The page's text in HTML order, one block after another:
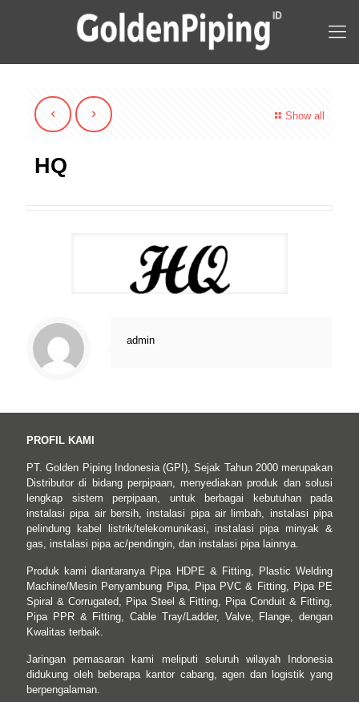
Show all
HQ
admin
PROFIL KAMI
PT. Golden Piping Indonesia (GPI), Sejak Tahun 2000 merupakan
Distributor di bidang perpipaan, menyediakan produk dan solusi
lengkap sistem perpipaan, untuk berbagai kebutuhan pada
instalasi pipa air bersih, instalasi pipa air limbah, instalasi pipa
pelindung kabel listrik/telekomunikasi, instalasi pipa minyak &
gas, instalasi pipa ac/pendingin, dan instalasi pipa lainnya.
Produk kami diantaranya Pipa HDPE & Fitting, Plastic Welding
Machine/Mesin Penyambung Pipa, Pipa PVC & Fitting, Pipa PE
Spiral & Corrugated, Pipa Steel & Fitting, Pipa Conduit & Fitting,
Pipa PPR & Fitting, Cable Tray/Ladder, Valve, Flange, dengan
Kwalitas terbaik.
Jaringan pemasaran kami meliputi seluruh wilayah Indonesia
didukung oleh beberapa kantor cabang, agen dan logistik yang
berpengalaman.